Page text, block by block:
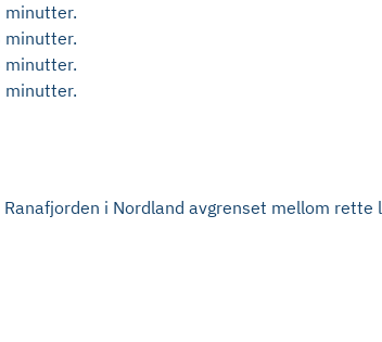
minutter.
minutter.
minutter.
minutter.
i Nordland avgrenset mellom rette